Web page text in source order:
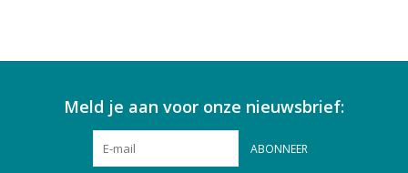
Meld je aan voor onze nieuwsbrief:
ABONNEER